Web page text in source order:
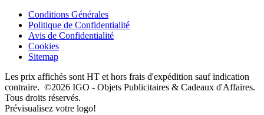
Conditions Générales
Politique de Confidentialité
Avis de Confidentialité
Cookies
Sitemap
Les prix affichés sont HT et hors frais d'expédition sauf indication
contraire. ©2026 IGO - Objets Publicitaires & Cadeaux d'Affaires.
Tous droits réservés.
Prévisualisez votre logo!